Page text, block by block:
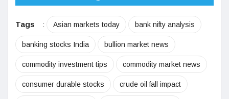
Tags : Asian markets today bank nifty analysis
banking stocks India bullion market news
commodity investment tips commodity market news
consumer durable stocks crude oil fall impact